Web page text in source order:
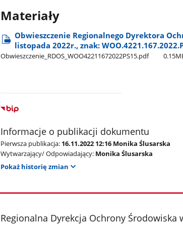
Materiały
Obwieszczenie Regionalnego Dyrektora
listopada 2022r., znak:
Obwieszczenie​_RDOS​_WOO42211672022PS15.pdf
Informacje o publikacji dokumentu
Pierwsza publikacja: 16.11.2022 12:16 Monika Ślusarska
Wytwarzający/ Odpowiadający: Monika Ślusarska
Pokaż historię zmian
stopka
Regionalna Dyrekcja Ochrony Środowiska